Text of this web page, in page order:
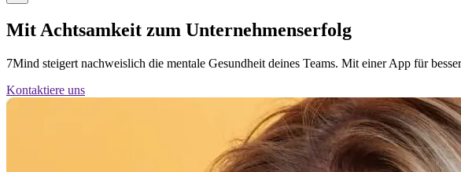
Mit Achtsamkeit zum Unternehmenserfolg
7Mind steigert nachweislich die mentale Gesundheit deines Teams. Mit einer App für
Kontaktiere uns